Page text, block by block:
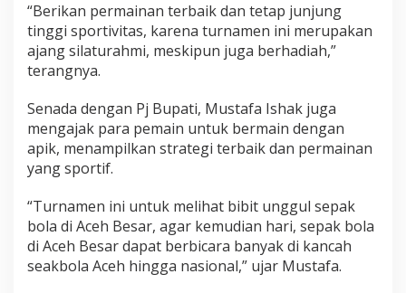
“Berikan permainan terbaik dan tetap junjung
tinggi sportivitas, karena turnamen ini merupakan
ajang silaturahmi, meskipun juga berhadiah,”
terangnya.
Senada dengan Pj Bupati, Mustafa Ishak juga
mengajak para pemain untuk bermain dengan
apik, menampilkan strategi terbaik dan permainan
yang sportif.
“Turnamen ini untuk melihat bibit unggul sepak
bola di Aceh Besar, agar kemudian hari, sepak bola
di Aceh Besar dapat berbicara banyak di kancah
seakbola Aceh hingga nasional,” ujar Mustafa.